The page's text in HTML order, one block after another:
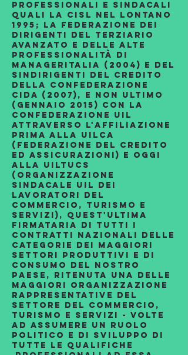
Professionali e Sindacali
quali la Cisl nel lontano
1995; La federazione dei
dirigenti del terziario
avanzato e delle alte
professionalità di
Manageritalia (2004) e del
Sindirigenti del Credito
della Confederazione
CIDA (2007), e non ultimo
(gennaio 2015) con la
Confederazione UIL
attraverso l'affiliazione
prima alla Uilca
(Federazione del Credito
ed Assicurazioni) e oggi
alla Uiltucs
(Organizzazione
sindacale UIL dei
lavoratori del
commercio, turismo e
servizi), quest'ultima
firmataria di tutti i
contratti nazionali delle
categorie dei maggiori
settori produttivi e di
consumo del nostro
paese, ritenuta una delle
maggiori organizzazione
rappresentative del
settore del commercio,
turismo e servizi - volte
ad assumere un ruolo
politico e di sviluppo di
tutte le qualifiche